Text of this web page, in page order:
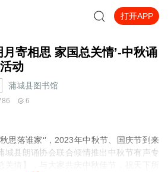
打开APP
月寄相思 家国总关情’-中秋诵
动
蒲城县图书馆
6
思落谁家‘’，2023年中秋节、国庆节到来
城县朗诵协会联合倾情推出中秋节有声专